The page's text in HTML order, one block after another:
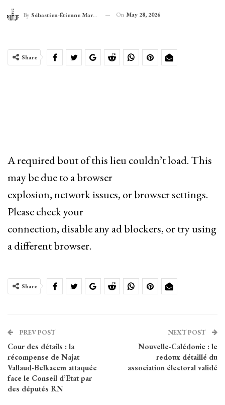
By Sébastien-Étienne Marechal On May 28, 2026
Share
A required bout of this lieu couldn’t load. This
may be due to a browser
explosion, network issues, or browser settings.
Please check your
connection, disable any ad blockers, or try using
a different browser.
Share
PREV POST
Cour des détails : la
récompense de Najat
Vallaud-Belkacem attaquée
face le Conseil d’Etat par
des députés RN
NEXT POST
Nouvelle-Calédonie : le
redoux détaillé du
association électoral validé